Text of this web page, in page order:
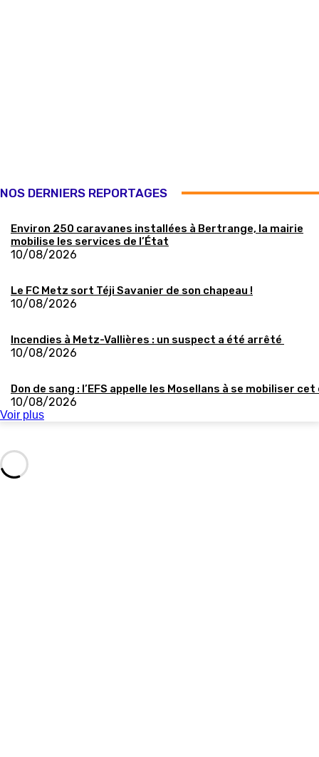
NOS DERNIERS REPORTAGES
Environ 250 caravanes installées à Bertrange, la mairie
mobilise les services de l’État
10/08/2026
Le FC Metz sort Téji Savanier de son chapeau !
10/08/2026
Incendies à Metz-Vallières : un suspect a été arrêté
10/08/2026
Don de sang : l’EFS appelle les Mosellans à se mobiliser
10/08/2026
Voir plus